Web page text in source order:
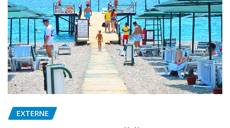
EXTERNE